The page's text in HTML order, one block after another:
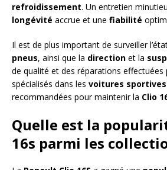
refroidissement. Un entretien
longévité accrue et une fiabilité
Il est de plus important de surveiller
pneus, ainsi que la direction et la
de qualité et des réparations effectuées
spécialisés dans les voitures sportives
recommandées pour maintenir la Clio
Quelle est la
16s parmi les